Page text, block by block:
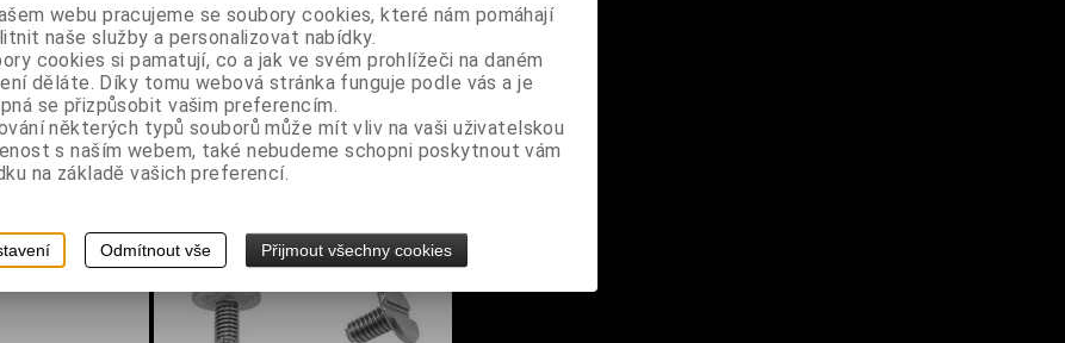
webu pracujeme se soubory cookies, které nám pomáhají
naše služby a personalizovat nabídky.
cookies si pamatují, co a jak ve svém prohlížeči na daném
děláte. Díky tomu webová stránka funguje podle vás a je
se přizpůsobit vašim preferencím.
některých typů souborů může mít vliv na vaši uživatelskou
s naším webem, také nebudeme schopni poskytnout vám
na základě vašich preferencí.
Odmítnout vše Přijmout všechny cookies